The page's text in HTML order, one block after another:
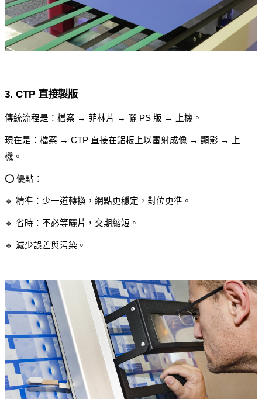
3. CTP 直接製版
傳統流程是：檔案 → 菲林片 → 曬 PS 版 → 上機。
現在是：檔案 → CTP 直接在鋁板上以雷射成像 → 顯影 → 上
機。
⭕ 優點：
🔹 精準：少一道轉換，網點更穩定，對位更準。
🔹 省時：不必等曬片，交期縮短。
🔹 減少誤差與污染。